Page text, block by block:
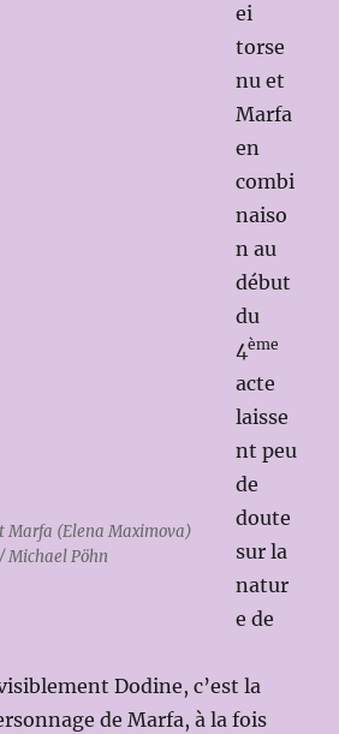
Marfa (Elena Maximova)
Michael Pöhn
ei
torse
nu et
Marfa
en
combi
naiso
n au
début
du
4ème
acte
laisse
nt peu
de
doute
sur la
natur
e de
Dodine, c’est la
de Marfa, à la fois